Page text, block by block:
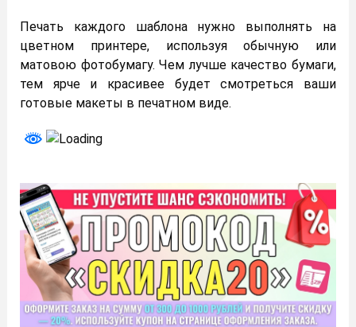
Печать каждого шаблона нужно выполнять на
цветном принтере, используя обычную или
матовою фотобумагу. Чем лучше качество бумаги,
тем ярче и красивее будет смотреться ваши
готовые макеты в печатном виде.